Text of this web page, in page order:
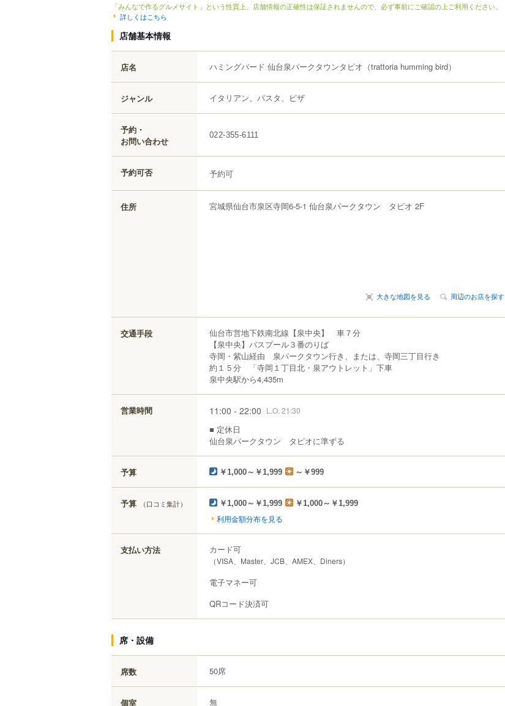
「みんなで作るグルメサイト」という性質上、店舗情報の正確性は保証されませんので、必ず事前にご確認の上ご利用ください。
詳しくはこちら
店舗基本情報
店名 ハミングバード 仙台泉パークタウンタピオ （trattoria humming bird）
ジャンル イタリアン、パスタ、ピザ
予約・
お問い合わせ
022-355-6111
予約可否 予約可
住所 宮城県仙台市泉区寺岡6-5-1 仙台泉パークタウン タピオ 2F
大きな地図を見る 周辺のお店を探す
交通手段
仙台市営地下鉄南北線【泉中央】 車７分
【泉中央】バスプール３番のりば
寺岡・紫山経由 泉パークタウン行き、または、寺岡三丁目行き
約１５分 「寺岡１丁目北・泉アウトレット」下車
泉中央駅から4,435m
営業時間 11:00 - 22:00 L.O. 21:30
■ 定休日
仙台泉パークタウン タピオに準ずる
予算 ￥1,000～￥1,999 ～￥999
予算 （口コミ集計） ￥1,000～￥1,999 ￥1,000～￥1,999
利用金額分布を見る
支払い方法 カード可
（VISA、Master、JCB、AMEX、Diners）
電子マネー可
QRコード決済可
席・設備
席数 50席
個室 無